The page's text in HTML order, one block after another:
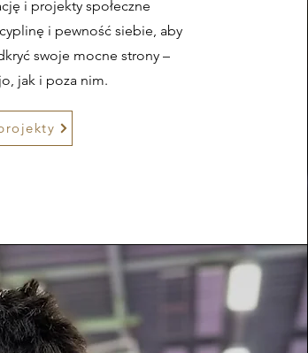
i projekty społeczne
i pewność siebie, aby
swoje mocne strony –
jak i poza nim.